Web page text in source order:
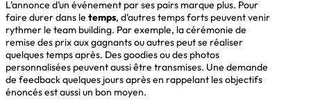
L’annonce d’un événement par ses pairs marque plus. Pour
faire durer dans le temps, d’autres temps forts peuvent venir
rythmer le team building. Par exemple, la cérémonie de
remise des prix aux gagnants ou autres peut se réaliser
quelques temps après. Des goodies ou des photos
personnalisées peuvent aussi être transmises. Une demande
de feedback quelques jours après en rappelant les objectifs
énoncés est aussi un bon moyen.